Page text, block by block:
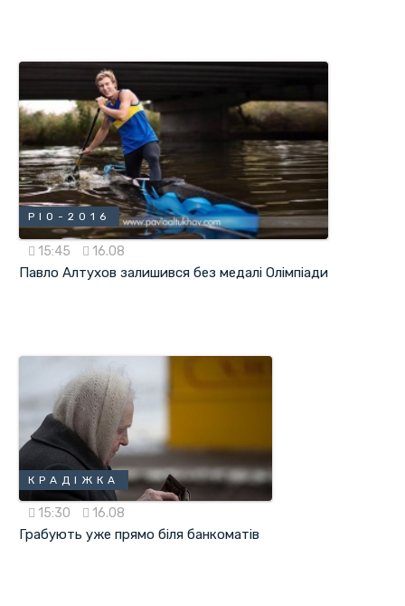
РІО-2016
15:45 16.08
Павло Алтухов залишився без медалі Олімпіади
КРАДІЖКА
15:30 16.08
Грабують уже прямо біля банкоматів